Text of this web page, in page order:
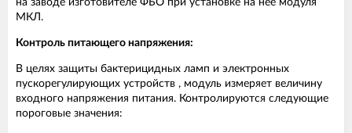
на заводе изготовителе ФБО при установке на нее модуля
МКЛ.
Контроль питающего напряжения:
В целях защиты бактерицидных ламп и электронных
пускорегулирующих устройств , модуль измеряет величину
входного напряжения питания. Контролируются следующие
пороговые значения: